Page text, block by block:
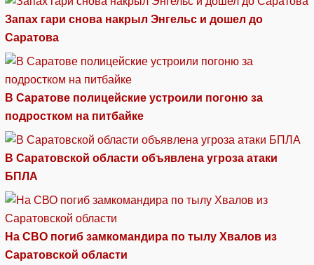
Запах гари снова накрыл Энгельс и дошел до
Саратова
В Саратове полицейские устроили погоню за
подростком на питбайке
В Саратовской области объявлена угроза атаки
БПЛА
На СВО погиб замкомандира по тылу Хвалов из
Саратовской области